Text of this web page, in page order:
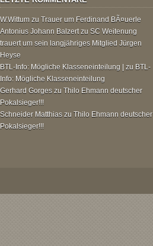
W.Wittum zu Trauer um Ferdinand BÃ¤uerle
Antonius Johann Balzertzu SC Weitenung
trauert um sein langjähriges Mitglied Jürgen
Heyse
BTL-Info: Mögliche Klasseneinteilung | zu BTL-
Info: Mögliche Klasseneinteilung
Gerhard Gorges zu Thilo Ehmann deutscher
Pokalsieger!!!
Schneider Matthias zu Thilo Ehmann deutscher
Pokalsieger!!!